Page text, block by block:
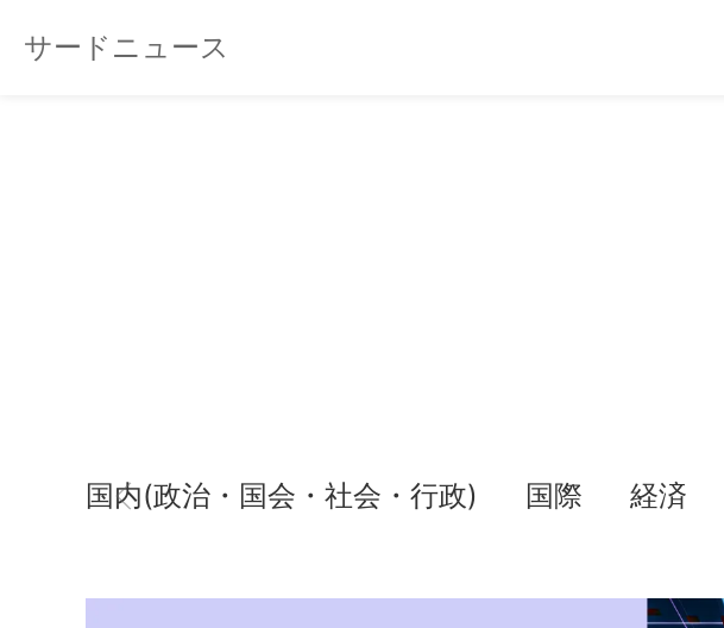
サードニュース
国内(政治・国会・社会・行政) 国際 経済